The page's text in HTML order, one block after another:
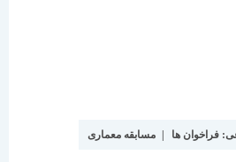
فراخوان ها مسابقه معماری